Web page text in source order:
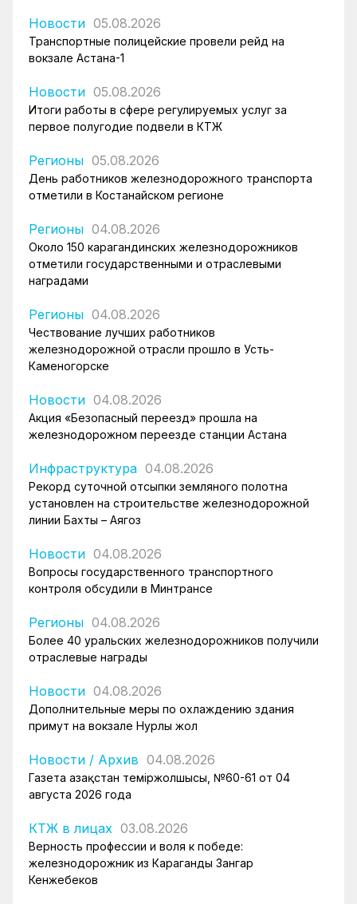
Новости 05.08.2026
Транспортные полицейские провели рейд на
вокзале Астана-1
Новости 05.08.2026
Итоги работы в сфере регулируемых услуг за
первое полугодие подвели в КТЖ
Регионы 05.08.2026
День работников железнодорожного транспорта
отметили в Костанайском регионе
Регионы 04.08.2026
Около 150 карагандинских железнодорожников
отметили государственными и отраслевыми
наградами
Регионы 04.08.2026
Чествование лучших работников
железнодорожной отрасли прошло в Усть-
Каменогорске
Новости 04.08.2026
Акция «Безопасный переезд» прошла на
железнодорожном переезде станции Астана
Инфраструктура 04.08.2026
Рекорд суточной отсыпки земляного полотна
установлен на строительстве железнодорожной
линии Бахты – Аягоз
Новости 04.08.2026
Вопросы государственного транспортного
контроля обсудили в Минтрансе
Регионы 04.08.2026
Более 40 уральских железнодорожников получили
отраслевые награды
Новости 04.08.2026
Дополнительные меры по охлаждению здания
примут на вокзале Нурлы жол
Новости / Архив 04.08.2026
Газета Қазақстан теміржолшысы, №60-61 от 04
августа 2026 года
КТЖ в лицах 03.08.2026
Верность профессии и воля к победе:
железнодорожник из Караганды Зангар
Кенжебеков